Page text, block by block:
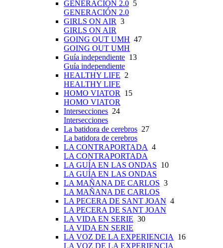
GENERACIÓN 2.0 5
GENERACIÓN 2.0
GIRLS ON AIR 3
GIRLS ON AIR
GOING OUT UMH 47
GOING OUT UMH
Guía independiente 13
Guía independiente
HEALTHY LIFE 2
HEALTHY LIFE
HOMO VIATOR 15
HOMO VIATOR
Intersecciones 24
Intersecciones
La batidora de cerebros 27
La batidora de cerebros
LA CONTRAPORTADA 4
LA CONTRAPORTADA
LA GUÍA EN LAS ONDAS 10
LA GUÍA EN LAS ONDAS
LA MAÑANA DE CARLOS 3
LA MAÑANA DE CARLOS
LA PECERA DE SANT JOAN 4
LA PECERA DE SANT JOAN
LA VIDA EN SERIE 30
LA VIDA EN SERIE
LA VOZ DE LA EXPERIENCIA 16
LA VOZ DE LA EXPERIENCIA